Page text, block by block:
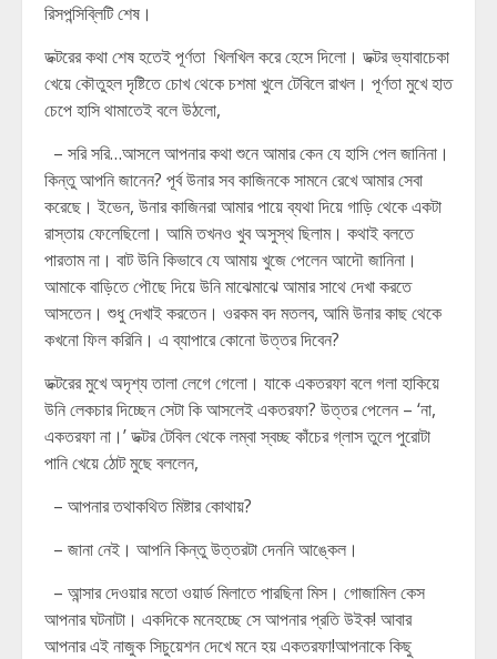
রিসপন্সিব্লিটি শেষ।
ডক্টরের কথা শেষ হতেই পূর্ণতা খিলখিল করে হেসে দিলো। ডক্টর ভ্যাবাচেকা
খেয়ে কৌতুহল দৃষ্টিতে চোখ থেকে চশমা খুলে টেবিলে রাখল। পূর্ণতা মুখে হাত
চেপে হাসি থামাতেই বলে উঠলো,
– সরি সরি…আসলে আপনার কথা শুনে আমার কেন যে হাসি পেল জানিনা।
কিন্তু আপনি জানেন? পূর্ব উনার সব কাজিনকে সামনে রেখে আমার সেবা
করেছে। ইভেন, উনার কাজিনরা আমার পায়ে ব্যথা দিয়ে গাড়ি থেকে একটা
রাস্তায় ফেলেছিলো। আমি তখনও খুব অসুস্থ ছিলাম। কথাই বলতে
পারতাম না। বাট উনি কিভাবে যে আমায় খুজে পেলেন আদৌ জানিনা।
আমাকে বাড়িতে পৌছে দিয়ে উনি মাঝেমাঝে আমার সাথে দেখা করতে
আসতেন। শুধু দেখাই করতেন। ওরকম বদ মতলব, আমি উনার কাছ থেকে
কখনো ফিল করিনি। এ ব্যাপারে কোনো উত্তর দিবেন?
ডক্টরের মুখে অদৃশ্য তালা লেগে গেলো। যাকে একতরফা বলে গলা হাকিয়ে
উনি লেকচার দিচ্ছেন সেটা কি আসলেই একতরফা? উত্তর পেলেন – ‘না,
একতরফা না।’ ডক্টর টেবিল থেকে লম্বা স্বচ্ছ কাঁচের গ্লাস তুলে পুরোটা
পানি খেয়ে ঠোট মুছে বললেন,
– আপনার তথাকথিত মিষ্টার কোথায়?
– জানা নেই। আপনি কিন্তু উত্তরটা দেননি আঙ্কেল।
– আন্সার দেওয়ার মতো ওয়ার্ড মিলাতে পারছিনা মিস। গোজামিল কেস
আপনার ঘটনাটা। একদিকে মনেহচ্ছে সে আপনার প্রতি উইক! আবার
আপনার এই নাজুক সিচুয়েশন দেখে মনে হয় একতরফা!আপনাকে কিছু